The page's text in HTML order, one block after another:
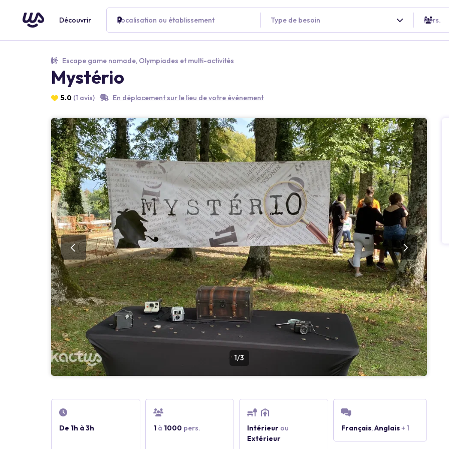
Découvrir Localisation ou établissement Type de besoin Pers.
Escape game nomade, Olympiades et multi-activités
Mystério
5.0 (1 avis) En déplacement sur le lieu de votre événement
1/3
De 1h à 3h 1à 1000pers. Intérieur ou
Extérieur
Français,Anglais+ 1